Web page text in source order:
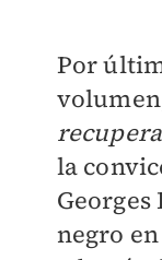
Por
la
negro